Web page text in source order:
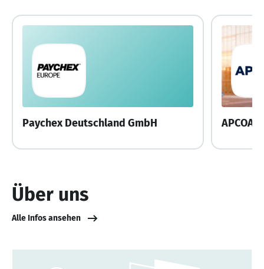
Paychex Deutschland GmbH APCOA
Über uns
Alle Infos ansehen